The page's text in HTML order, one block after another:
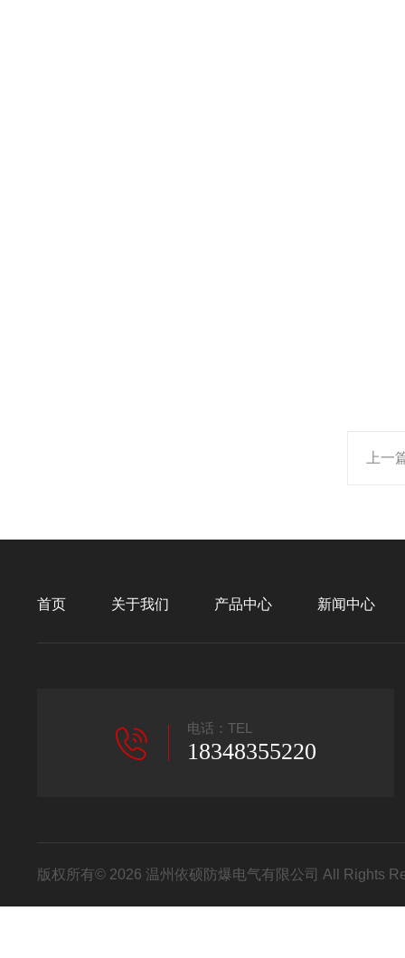
上一
首页 关于我们 产品中心 新闻中心
电话：TEL
18348355220
版权所有© 2026 温州依硕防爆电气有限公司 All Rights